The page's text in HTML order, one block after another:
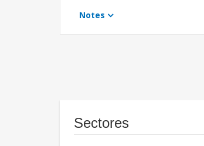
Notes
Sectores